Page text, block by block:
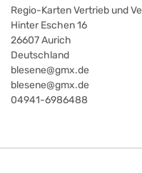
Regio-Karten Vertrieb und
Hinter Eschen 16
26607Aurich
Deutschland
blesene@gmx.de
blesene@gmx.de
04941-6986488